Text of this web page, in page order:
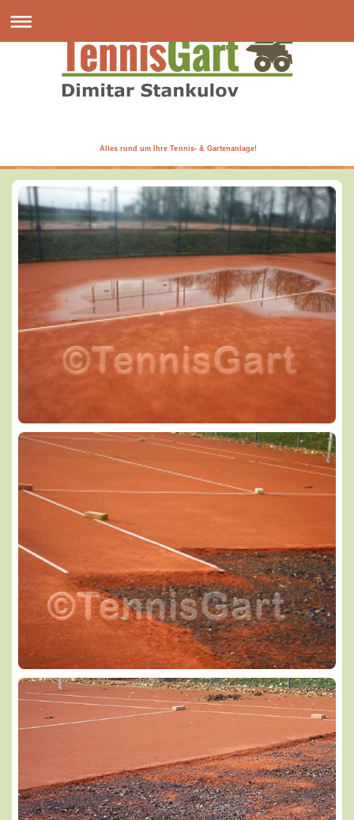
Alles rund um Ihre Tennis- & Gartenanlage!